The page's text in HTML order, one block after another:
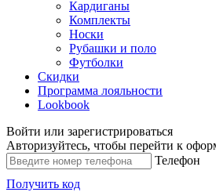
Кардиганы
Комплекты
Носки
Рубашки и поло
Футболки
Скидки
Программа лояльности
Lookbook
Войти или зарегистрироваться
Авторизуйтесь, чтобы перейти к
Телефон
Получить код